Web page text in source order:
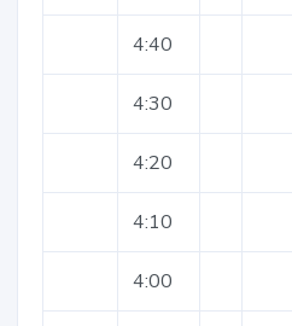
4:40
4:30
4:20
4:10
4:00